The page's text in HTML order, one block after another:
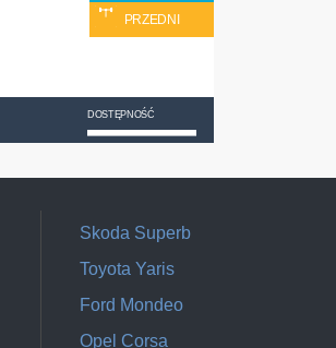
PRZEDNI
DOSTĘPNOŚĆ
Skoda Superb
Toyota Yaris
Ford Mondeo
Opel Corsa